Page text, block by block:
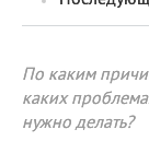
По каким
каких
нужно делать?